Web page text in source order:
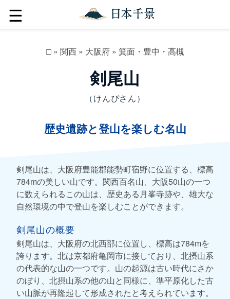
☰
□» 関西» 大阪府» 箕面・豊中・高槻
剣尾山
（けんぴさん）
歴史遺跡と登山を楽しむ名山
剣尾山は、大阪府豊能郡能勢町宿野に位置する、標高
784mの美しい山です。関西百名山、大阪50山の一つ
に数えられるこの山は、歴史ある月峯寺跡や、雄大な
自然環境の中で登山を楽しむことができます。
剣尾山の概要
剣尾山は、大阪府の北西部に位置し、標高は784mを
誇ります。北は京都府亀岡市に接しており、北摂山系
の代表的な山の一つです。山の起源は古い時代にさか
のぼり、北摂山系の他の山と同様に、準平原化した古
い山脈が再隆起して形成されたと考えられています。